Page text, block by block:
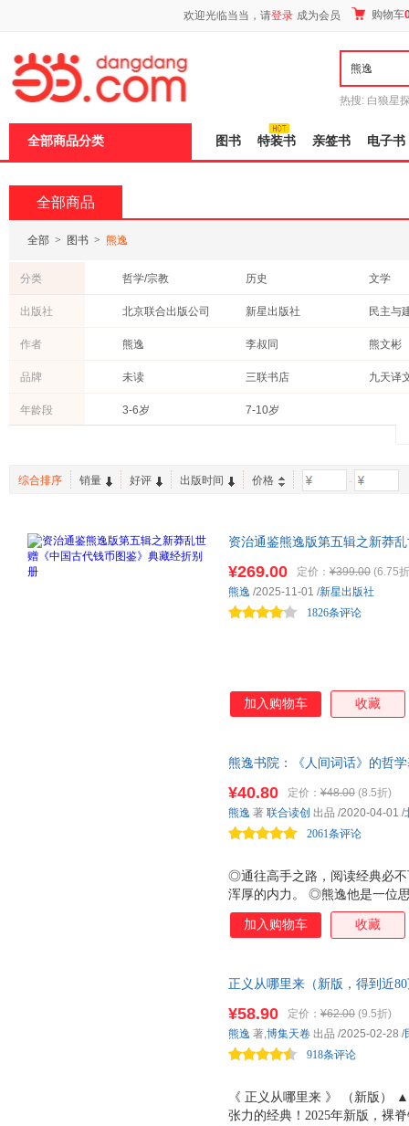
欢迎光临当当，请登录 成为会员 购物车
热搜: 白狼星
全部商品分类 图书 特装书 亲签书 电子书
全部商品
全部 > 图书 > 熊逸
分类 哲学/宗教 历史
文学
中小学用书
艺术
小说
计算机/网络
科普读物
经济
保健/养生
体育/运动
出版社 北京联合出版公司 新星出版社
民主与
中国华侨出版社
江苏文
重庆大学出版社
作者 熊逸 李叔同
熊文彬
余莉
孙广仁 韩毓海
品牌 未读 三联书店
年龄段 3-6岁 7-10岁
综合排序 销量 好评 出版时间 价格 -
资治通鉴熊逸版第五辑之新莽
构故事都要惊心动魄/原来，好
¥269.00 定价： ¥399.00 (6.75
1826条评论
熊逸 /2025-11-01 /新星出版社
加入购物车 收藏
熊逸书院：《人间词话》的哲
栏《熊逸书院》首次结集成书
钢、俞敏洪推荐。
◎通往高手之路，阅读经典必
浑厚的内力。 ◎熊逸他是一位
的真名，他的知识图谱跨度极
精通。他在得到开了三门课程
的死神，无法招回那过去岁月
《大地乐园》（节选，朱次榴
诗打动，那么，我这本书，应
¥40.80 定价： ¥48.00 (8.5折)
2061条评论
熊逸 著 联合读创 出品 /2020-04-01 /
加入购物车 收藏
正义从哪里来（新版，得到近
张力的经典神作，公平正义比
思维的边界，触达人性的涯岸
的心灵地图
《 正义从哪里来 》 （新版）
张力的经典！2025年新版，裸
¥58.90 定价： ¥62.00 (9.5折)
918条评论
熊逸 著,博集天卷 出品 /2025-02-28 /
页
加